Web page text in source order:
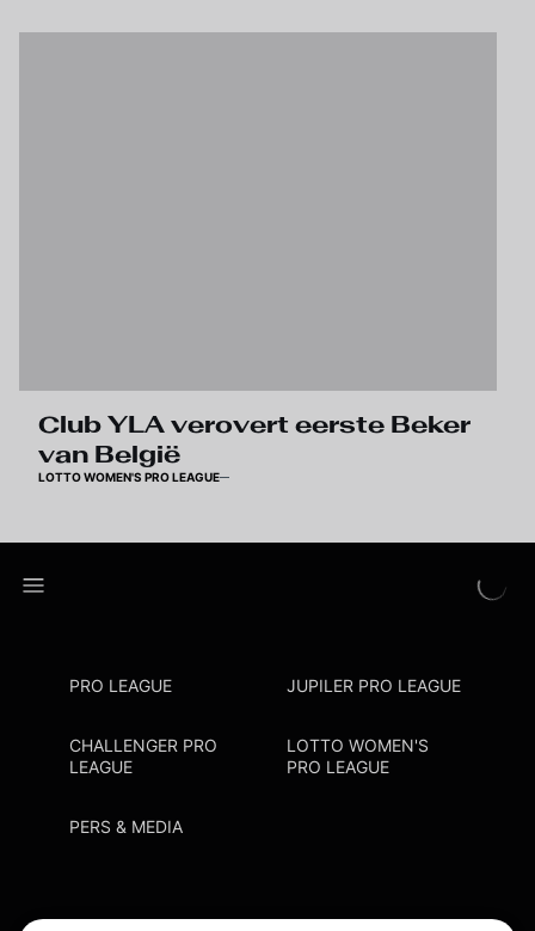
Club YLA verovert eerste Beker
van België
LOTTO WOMEN'S PRO LEAGUE
PRO LEAGUE JUPILER PRO LEAGUE
CHALLENGER PRO
LEAGUE
LOTTO WOMEN'S
PRO LEAGUE
PERS & MEDIA